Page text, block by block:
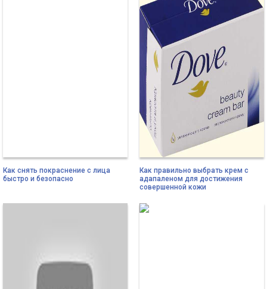
Как снять покраснение с лица
быстро и безопасно
Как правильно выбрать крем с
адапаленом для достижения
совершенной кожи